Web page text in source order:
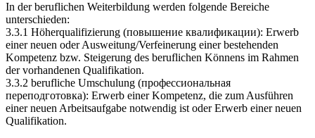
In der beruflichen Weiterbildung werden folgende Bereiche
unterschieden:
3.3.1 Höherqualifizierung (повышение квалификации): Erwerb
einer neuen oder Ausweitung/Verfeinerung einer bestehenden
Kompetenz bzw. Steigerung des beruflichen Könnens im Rahmen
der vorhandenen Qualifikation.
3.3.2 berufliche Umschulung (профессиональная
переподготовка): Erwerb einer Kompetenz, die zum Ausführen
einer neuen Arbeitsaufgabe notwendig ist oder Erwerb einer neuen
Qualifikation.